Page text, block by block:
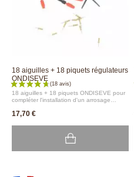
18 aiguilles + 18 piquets régulateurs
ONDISEVE
18 aiguilles + 18 piquets ONDISEVE pour
compléter l'installation d'un arrosage
17,70 €